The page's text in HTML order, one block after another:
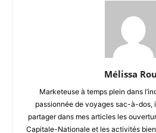
Mélissa
Marketeuse à temps plein dans
passionnée de voyages sac-à-dos,
partager dans mes articles les
Capitale-Nationale et les activités